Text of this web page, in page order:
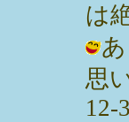
は
思
12-